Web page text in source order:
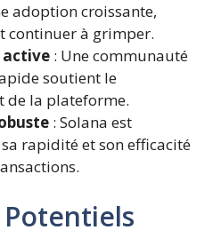
adoption croissante,
continuer à grimper.
active : Une communauté
soutient le
de la plateforme.
: Solana est
rapidité et son efficacité
Potentiels